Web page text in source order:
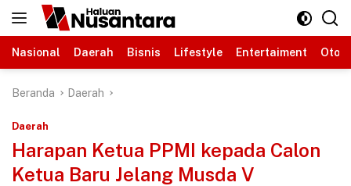
Langsung
Nasional
Daerah Bisnis Lifestyle Entertaiment
Beranda Daerah
Daerah
Harapan Ketua PPMI kepada Calon
Ketua Baru Jelang Musda V